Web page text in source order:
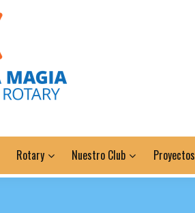
Rotary Nuestro Club Proyectos